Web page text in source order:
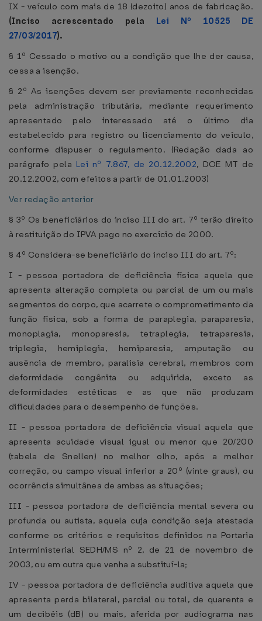
IX - veículo com mais de 18 (dezoito) anos de fabricação.
(Inciso acrescentado pela Lei Nº 10525 DE
27/03/2017).
§ 1º Cessado o motivo ou a condição que lhe der causa,
cessa a isenção.
§ 2º As isenções devem ser previamente reconhecidas
pela administração tributária, mediante requerimento
apresentado pelo interessado até o último dia
estabelecido para registro ou licenciamento do veículo,
conforme dispuser o regulamento. (Redação dada ao
parágrafo pela Lei nº 7.867, de 20.12.2002, DOE MT de
20.12.2002, com efeitos a partir de 01.01.2003)
Ver redação anterior
§ 3º Os beneficiários do inciso III do art. 7º terão direito
à restituição do IPVA pago no exercício de 2000.
§ 4º Considera-se beneficiário do inciso III do art. 7º:
I - pessoa portadora de deficiência física aquela que
apresenta alteração completa ou parcial de um ou mais
segmentos do corpo, que acarrete o comprometimento da
função física, sob a forma de paraplegia, paraparesia,
monoplagia, monoparesia, tetraplegia, tetraparesia,
triplegia, hemiplegia, hemiparesia, amputação ou
ausência de membro, paralisia cerebral, membros com
deformidade congênita ou adquirida, exceto as
deformidades estéticas e as que não produzam
dificuldades para o desempenho de funções.
II - pessoa portadora de deficiência visual aquela que
apresenta acuidade visual igual ou menor que 20/200
(tabela de Snellen) no melhor olho, após a melhor
correção, ou campo visual inferior a 20º (vinte graus), ou
ocorrência simultânea de ambas as situações;
III - pessoa portadora de deficiência mental severa ou
profunda ou autista, aquela cuja condição seja atestada
conforme os critérios e requisitos definidos na Portaria
Interministerial SEDH/MS nº 2, de 21 de novembro de
2003, ou em outra que venha a substituí-la;
IV - pessoa portadora de deficiência auditiva aquela que
apresenta perda bilateral, parcial ou total, de quarenta e
um decibéis (dB) ou mais, aferida por audiograma nas